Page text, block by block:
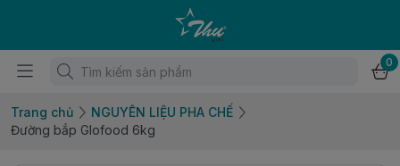
0
Trang chủ
NGUYÊN LIỆU PHA CHẾ
Đường bắp Glofood 6kg